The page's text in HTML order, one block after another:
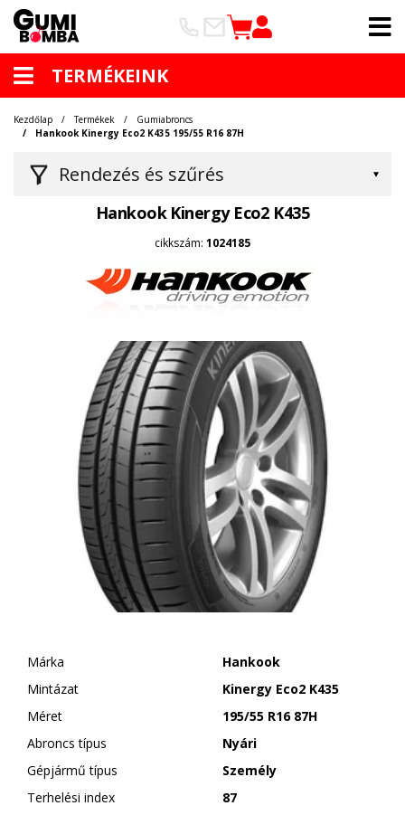
TERMÉKEINK
Rendezés és szűrés
Kezdőlap Termékek
Gumiabroncs
Hankook Kinergy Eco2 K435 195/55 R16 87H
Hankook Kinergy Eco2 K435
cikkszám: 1024185
Márka
Hankook
Mintázat
Kinergy Eco2 K435
Méret
195/55 R16 87H
Abroncs típus
Nyári
Gépjármű típus
Személy
Terhelési index
87